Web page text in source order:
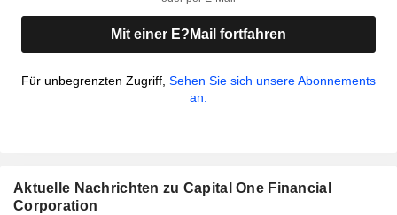
Mit einer E?Mail fortfahren
Für unbegrenzten Zugriff, Sehen Sie sich unsere Abonnements
an.
Aktuelle Nachrichten zu Capital One Financial
Corporation